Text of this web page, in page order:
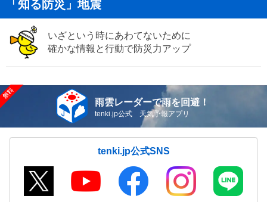
「知る防災」地震
いざという時にあわてないために
確かな情報と行動で防災力アップ
雨雲レーダーで雨を回避！
tenki.jp公式 天気予報アプリ
tenki.jp公式SNS